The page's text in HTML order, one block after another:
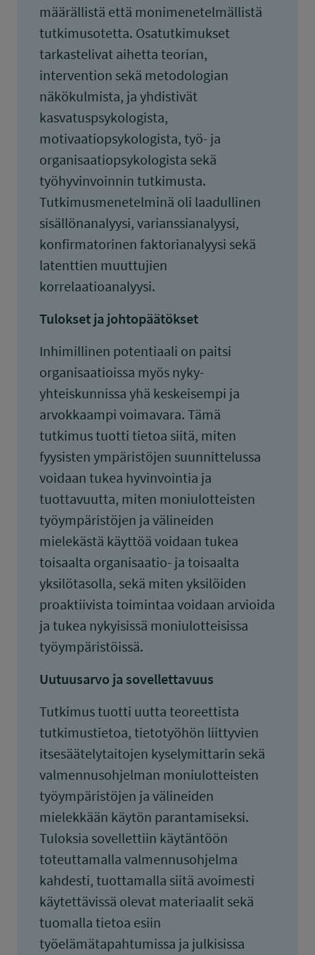
määrällistä että monimenetelmällistä
tutkimusotetta. Osatutkimukset
tarkastelivat aihetta teorian,
intervention sekä metodologian
näkökulmista, ja yhdistivät
kasvatuspsykologista,
motivaatiopsykologista, työ- ja
organisaatiopsykologista sekä
työhyvinvoinnin tutkimusta.
Tutkimusmenetelminä oli laadullinen
sisällönanalyysi, varianssianalyysi,
konfirmatorinen faktorianalyysi sekä
latenttien muuttujien
korrelaatioanalyysi.
Tulokset ja johtopäätökset
Inhimillinen potentiaali on paitsi
organisaatioissa myös nyky-
yhteiskunnissa yhä keskeisempi ja
arvokkaampi voimavara. Tämä
tutkimus tuotti tietoa siitä, miten
fyysisten ympäristöjen suunnittelussa
voidaan tukea hyvinvointia ja
tuottavuutta, miten moniulotteisten
työympäristöjen ja välineiden
mielekästä käyttöä voidaan tukea
toisaalta organisaatio- ja toisaalta
yksilötasolla, sekä miten yksilöiden
proaktiivista toimintaa voidaan arvioida
ja tukea nykyisissä moniulotteisissa
työympäristöissä.
Uutuusarvo ja sovellettavuus
Tutkimus tuotti uutta teoreettista
tutkimustietoa, tietotyöhön liittyvien
itsesäätelytaitojen kyselymittarin sekä
valmennusohjelman moniulotteisten
työympäristöjen ja välineiden
mielekkään käytön parantamiseksi.
Tuloksia sovellettiin käytäntöön
toteuttamalla valmennusohjelma
kahdesti, tuottamalla siitä avoimesti
käytettävissä olevat materiaalit sekä
tuomalla tietoa esiin
työelämätapahtumissa ja julkisissa